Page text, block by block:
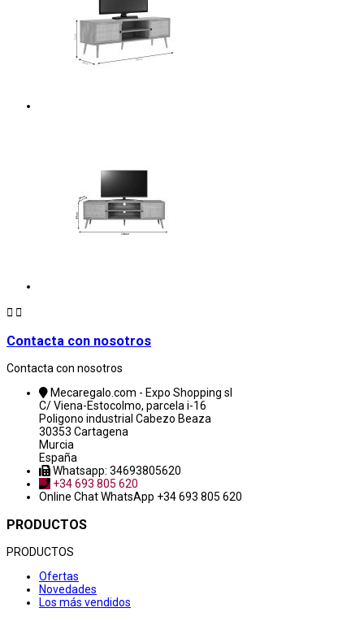
 
Contacta con nosotros
Contacta con nosotros
Mecaregalo.com - Expo Shopping sl
C/ Viena-Estocolmo, parcela i-16
Poligono industrial Cabezo Beaza
30353 Cartagena
Murcia
España
Whatsapp: 34693805620
+34 693 805 620
Online ChatWhatsApp +34 693 805 620
PRODUCTOS
PRODUCTOS
Ofertas
Novedades
Los más vendidos